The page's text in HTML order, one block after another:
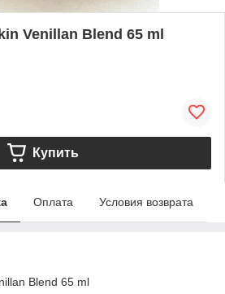
Venillan Blend 65 ml
Купить
Оплата Условия возврата
Blend 65 ml